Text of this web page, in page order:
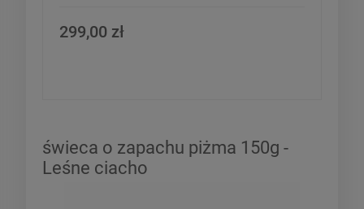
299,00 zł
świeca o zapachu piżma 150g -
Leśne ciacho